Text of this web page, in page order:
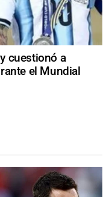
cuestionó a
el Mundial